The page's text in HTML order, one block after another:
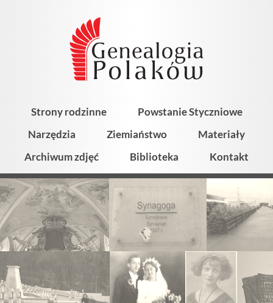
Strony rodzinne
Powstanie Styczniowe
Narzędzia
Ziemiaństwo
Materiały
Archiwum zdjęć
Biblioteka Kontakt